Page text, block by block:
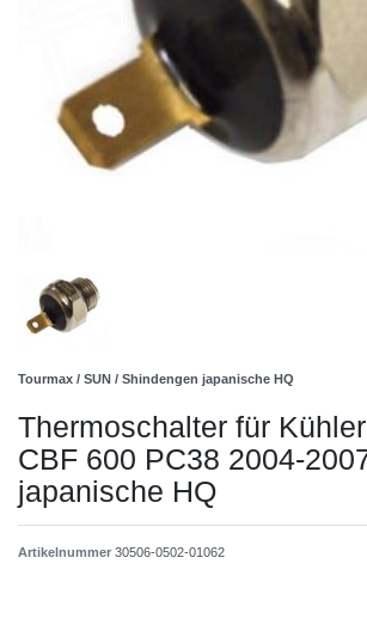
Tourmax / SUN / Shindengen japanische HQ
Thermoschalter für
CBF 600 PC38 2004-
japanische HQ
Artikelnummer 30506-0502-01062